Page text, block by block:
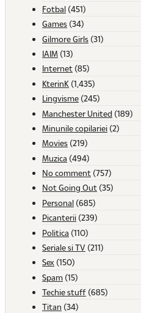
Fotbal (451)
Games (34)
Gilmore Girls (31)
IAIM (13)
Internet (85)
KterinK (1,435)
Lingvisme (245)
Manchester United (189)
Minunile copilariei (2)
Movies (219)
Muzica (494)
No comment (757)
Not Going Out (35)
Personal (685)
Picanterii (239)
Politica (110)
Seriale si TV (211)
Sex (150)
Spam (15)
Techie stuff (685)
Titan (34)